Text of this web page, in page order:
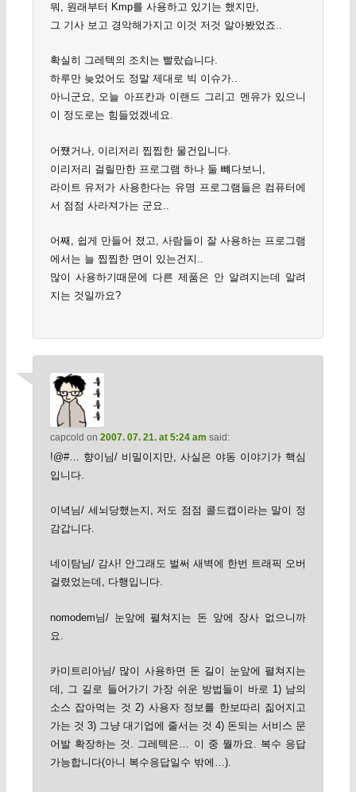
뭐, 원래부터 Kmp를 사용하고 있기는 했지만,
그 기사 보고 경악해가지고 이것 저것 알아봤었죠..
확실히 그레텍의 조치는 빨랐습니다.
하루만 늦었어도 정말 제대로 빅 이슈가..
아니군요, 오늘 아프칸과 이랜드 그리고 멘유가 있으니
이 정도로는 힘들었겠네요.
어쩄거나, 이리저리 찝찝한 물건입니다.
이리저리 걸릴만한 프로그램 하나 둘 뺴다보니,
라이트 유저가 사용한다는 유명 프로그램들은 컴퓨터에
서 점점 사라져가는 군요..
어째, 쉽게 만들어 졌고, 사람들이 잘 사용하는 프로그램
에서는 늘 찝찝한 면이 있는건지..
많이 사용하기때문에 다른 제품은 안 알려지는데 알려
지는 것일까요?
capcold on 2007. 07. 21. at 5:24 am said:
!@#… 향이님/ 비밀이지만, 사실은 야동 이야기가 핵심
입니다.
이녁님/ 세뇌당했는지, 저도 점점 콜드캡이라는 말이 정
감갑니다.
네이탐님/ 감사! 안그래도 벌써 새벽에 한번 트래픽 오버
걸렸었는데, 다행입니다.
nomodem님/ 눈앞에 펼쳐지는 돈 앞에 장사 없으니까
요.
카미트리아님/ 많이 사용하면 돈 길이 눈앞에 펼쳐지는
데, 그 길로 들어가기 가장 쉬운 방법들이 바로 1) 남의
소스 잡아먹는 것 2) 사용자 정보를 한보따리 짊어지고
가는 것 3) 그냥 대기업에 줄서는 것 4) 돈되는 서비스 문
어발 확장하는 것. 그레텍은… 이 중 뭘까요. 복수 응답
가능합니다(아니 복수응답일수 밖에…).